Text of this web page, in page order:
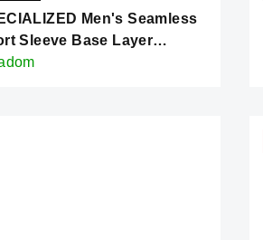
Men's Seamless
Sleeve Base Layer
Grey